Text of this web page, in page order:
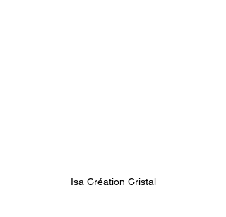
Isa Création Cristal